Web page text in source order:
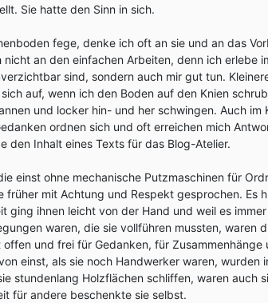
Sie hatte den Sinn in sich.
fege, denke ich oft an sie und an das
an den einfachen Arbeiten, denn ich erlebe
sind, sondern auch mir gut tun.
auf, wenn ich den Boden auf den Knien
und locker hin- und her schwingen. Auch im
ordnen sich und oft erreichen mich
den Inhalt eines Texts für das Blog-Atelier.
einst ohne mechanische Putzmaschinen für
früher mit Achtung und Respekt gesprochen. Es
ging ihnen leicht von der Hand und weil es
waren, die sie vollführen mussten, waren
und frei für Gedanken, für Zusammenhänge
einst, als sie noch Handwerker waren, wurden
stundenlang Holzflächen schliffen, waren auch
für andere beschenkte sie selbst.